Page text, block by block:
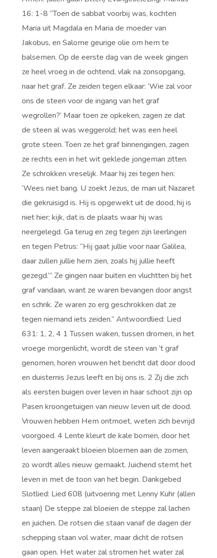
16: 1-8 “Toen de sabbat voorbij was, kochten
Maria uit Magdala en Maria de moeder van
Jakobus, en Salome geurige olie om hem te
balsemen. Op de eerste dag van de week gingen
ze heel vroeg in de ochtend, vlak na zonsopgang,
naar het graf. Ze zeiden tegen elkaar: ‘Wie zal voor
ons de steen voor de ingang van het graf
wegrollen?’ Maar toen ze opkeken, zagen ze dat
de steen al was weggerold; het was een heel
grote steen. Toen ze het graf binnengingen, zagen
ze rechts een in het wit geklede jongeman zitten.
Ze schrokken vreselijk. Maar hij zei tegen hen:
‘Wees niet bang. U zoekt Jezus, de man uit Nazaret
die gekruisigd is. Hij is opgewekt uit de dood, hij is
niet hier; kijk, dat is de plaats waar hij was
neergelegd. Ga terug en zeg tegen zijn leerlingen
en tegen Petrus: “Hij gaat jullie voor naar Galilea,
daar zullen jullie hem zien, zoals hij jullie heeft
gezegd.”’ Ze gingen naar buiten en vluchtten bij het
graf vandaan, want ze waren bevangen door angst
en schrik. Ze waren zo erg geschrokken dat ze
tegen niemand iets zeiden.” Antwoordlied: Lied
631: 1, 2, 4 1 Tussen waken, tussen dromen, in het
vroege morgenlicht, wordt de steen van ’t graf
genomen, horen vrouwen het bericht dat door dood
en duisternis Jezus leeft en bij ons is. 2 Zij die zich
als eersten buigen over leven in haar schoot zijn op
Pasen kroongetuigen van nieuw leven uit de dood.
Vrouwen hebben Hem ontmoet, weten zich bevrijd
voorgoed. 4 Lente kleurt de kale bomen, door het
leven aangeraakt bloeien bloemen aan de zomen,
zo wordt alles nieuw gemaakt. Juichend stemt het
leven in met de toon van het begin. Dankgebed
Slotlied: Lied 608 (uitvoering met Lenny Kuhr (allen
staan) De steppe zal bloeien de steppe zal lachen
en juichen. De rotsen die staan vanaf de dagen der
schepping staan vol water, maar dicht de rotsen
gaan open. Het water zal stromen het water zal